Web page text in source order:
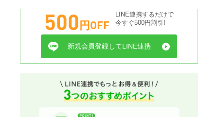
500円OFF
LINE連携するだけで
今すぐ500円割引!
新規会員登録してLINE連携